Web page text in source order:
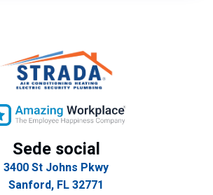
Sede social
3400 St Johns Pkwy
Sanford, FL 32771